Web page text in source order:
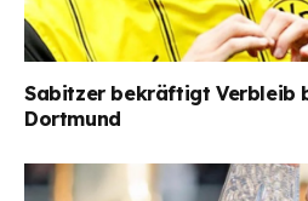
Sabitzer bekräftigt Verbleib
Dortmund